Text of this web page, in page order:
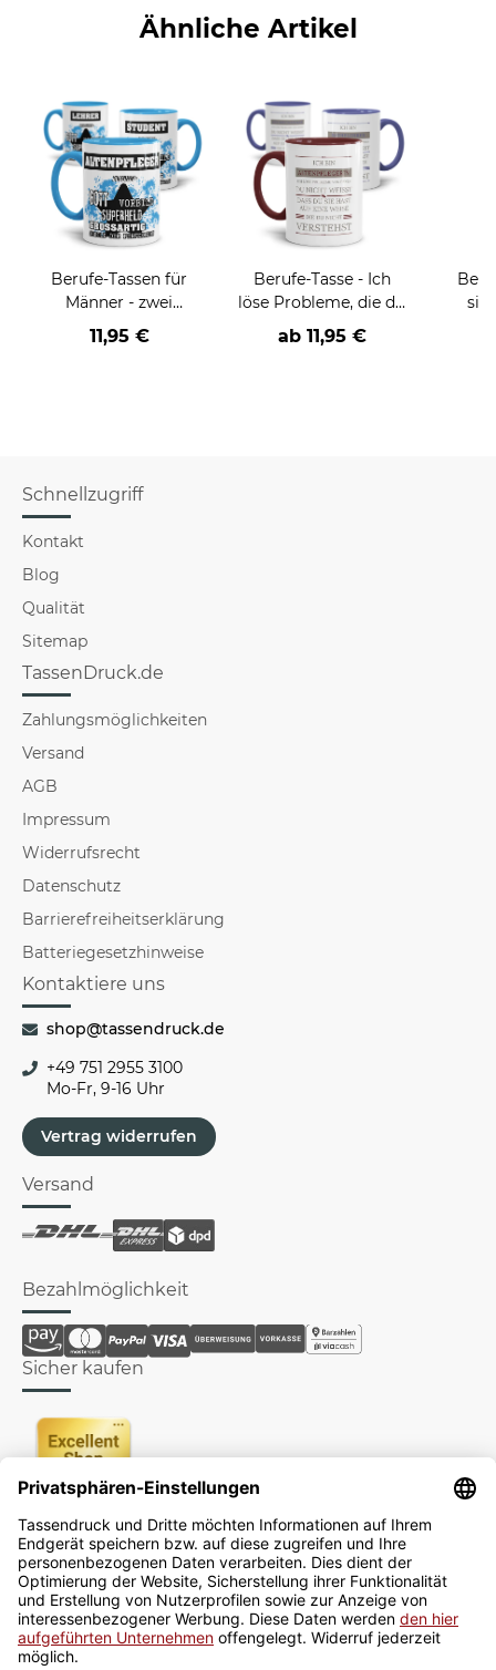
Ähnliche Artikel
Berufe-Tassen für
Männer - zwei
Farbvarianten
11,95 €
Berufe-Tasse - Ich
löse Probleme, die du
nicht verstehst -
verschiedene Berufe
ab 11,95 €
Schnellzugriff
Kontakt
Blog
Qualität
Sitemap
TassenDruck.de
Zahlungsmöglichkeiten
Versand
AGB
Impressum
Widerrufsrecht
Datenschutz
Barrierefreiheitserklärung
Batteriegesetzhinweise
Kontaktiere uns
shop@tassendruck.de
+49 751 2955 3100
Mo-Fr, 9-16 Uhr
Vertrag widerrufen
Versand
Bezahlmöglichkeit
Sicher kaufen
Newsletter